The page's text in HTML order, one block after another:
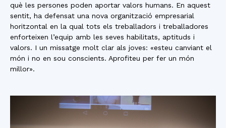
què les persones poden aportar valors humans. En aquest
sentit, ha defensat una nova organització empresarial
horitzontal en la qual tots els treballadors i treballadores
enforteixen l’equip amb les seves habilitats, aptituds i
valors. I un missatge molt clar als joves: «esteu canviant el
món i no en sou conscients. Aprofiteu per fer un món
millor».